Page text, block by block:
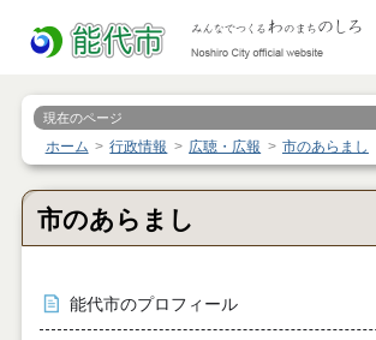
現在のページ
ホーム 行政情報 広聴・広報 市のあらまし
市のあらまし
能代市のプロフィール